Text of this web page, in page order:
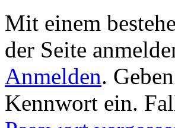
Mit einem
der Seite
Anmelden.
Kennwort ein.